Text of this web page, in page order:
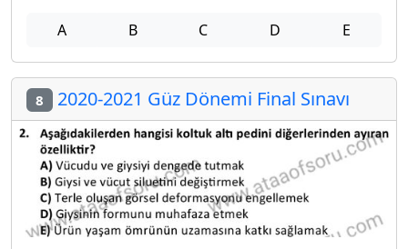
A B C D E
8 2020-2021 Güz Dönemi Final Sınavı